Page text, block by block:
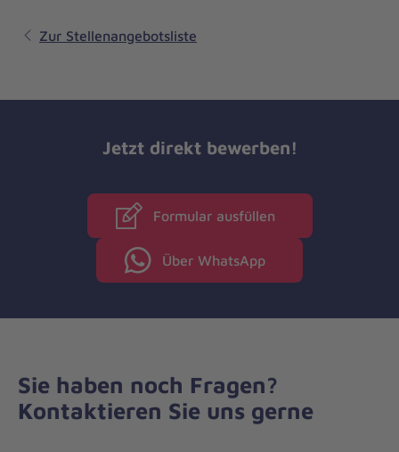
Zur Stellenangebotsliste
Jetzt direkt bewerben!
Formular ausfüllen
Über WhatsApp
Sie haben noch Fragen?
Kontaktieren Sie uns gerne